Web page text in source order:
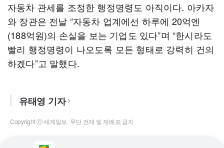
자동차 관세를 조정한 행정명령도 아직이다. 아카자
와 장관은 전날 “자동차 업계에선 하루에 20억엔
(188억원)의 손실을 보는 기업도 있다”며 “한시라도
빨리 행정명령이 나오도록 모든 형태로 강력히 건의
하겠다”고 말했다.
유태영 기자
Copyright ⓒ 세계일보. 무단 전재 및 재배포 금지